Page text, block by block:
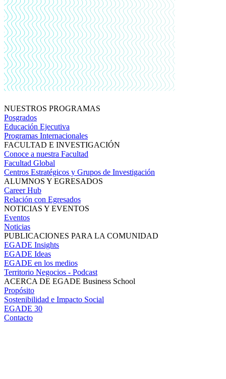
NUESTROS PROGRAMAS
Posgrados
Educación Ejecutiva
Programas Internacionales
FACULTAD E INVESTIGACIÓN
Conoce a nuestra Facultad
Facultad Global
Centros Estratégicos y Grupos de Investigación
ALUMNOS Y EGRESADOS
Career Hub
Relación con Egresados
NOTICIAS Y EVENTOS
Eventos
Noticias
PUBLICACIONES PARA LA COMUNIDAD
EGADE Insights
EGADE Ideas
EGADE en los medios
Territorio Negocios - Podcast
ACERCA DE EGADE Business School
Propósito
Sostenibilidad e Impacto Social
EGADE 30
Contacto